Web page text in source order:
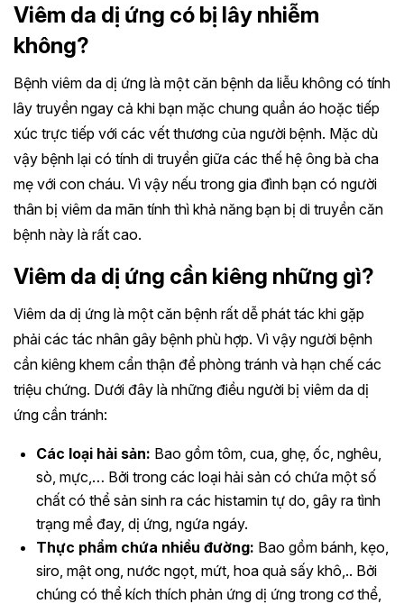
Viêm da dị ứng có bị lây nhiễm
không?
Bệnh viêm da dị ứng là một căn bệnh da liễu không có tính
lây truyền ngay cả khi bạn mặc chung quần áo hoặc tiếp
xúc trực tiếp với các vết thương của người bệnh. Mặc dù
vậy bệnh lại có tính di truyền giữa các thế hệ ông bà cha
mẹ với con cháu. Vì vậy nếu trong gia đình bạn có người
thân bị viêm da mãn tính thì khả năng bạn bị di truyền căn
bệnh này là rất cao.
Viêm da dị ứng cần kiêng những gì?
Viêm da dị ứng là một căn bệnh rất dễ phát tác khi gặp
phải các tác nhân gây bệnh phù hợp. Vì vậy người bệnh
cần kiêng khem cẩn thận để phòng tránh và hạn chế các
triệu chứng. Dưới đây là những điều người bị viêm da dị
ứng cần tránh:
Các loại hải sản: Bao gồm tôm, cua, ghẹ, ốc, nghêu,
sò, mực,… Bởi trong các loại hải sản có chứa một số
chất có thể sản sinh ra các histamin tự do, gây ra tình
trạng mề đay, dị ứng, ngứa ngáy.
Thực phẩm chứa nhiều đường: Bao gồm bánh, kẹo,
siro, mật ong, nước ngọt, mứt, hoa quả sấy khô,.. Bởi
chúng có thể kích thích phản ứng dị ứng trong cơ thể,